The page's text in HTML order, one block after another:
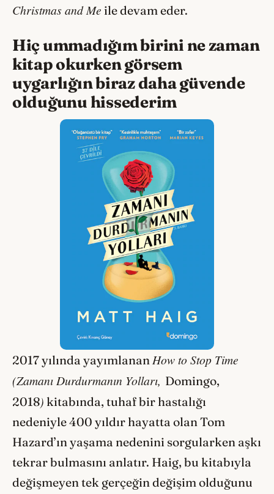
Christmas and Me ile devam eder.
Hiç ummadığım birini ne zaman
kitap okurken görsem
uygarlığın biraz daha güvende
olduğunu hissederim
2017 yılında yayımlanan How to Stop Time
(Zamanı Durdurmanın Yolları, Domingo,
2018) kitabında, tuhaf bir hastalığı
nedeniyle 400 yıldır hayatta olan Tom
Hazard’ın yaşama nedenini sorgularken aşkı
tekrar bulmasını anlatır. Haig, bu kitabıyla
değişmeyen tek gerçeğin değişim olduğunu